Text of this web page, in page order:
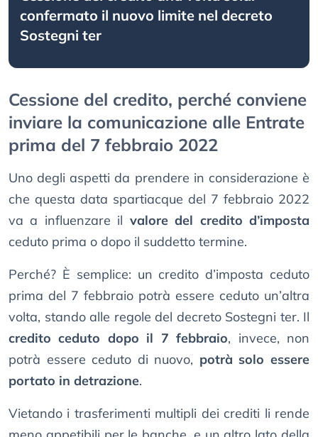
confermato il nuovo limite nel decreto
Sostegni ter
Cessione del credito, perché conviene
inviare la comunicazione alle Entrate
prima del 7 febbraio 2022
Uno degli aspetti da prendere in considerazione è
che questa data spartiacque del 7 febbraio 2022
va a influenzare il valore del credito d’imposta
ceduto prima o dopo il suddetto termine.
Perché? È semplice: un credito d’imposta ceduto
prima del 7 febbraio potrà essere ceduto un’altra
volta, stando alle regole del decreto Sostegni ter. Il
credito ceduto dopo il 7 febbraio, invece, non
potrà essere ceduto di nuovo, potrà solo essere
portato in detrazione.
Vietando i trasferimenti multipli dei crediti li rende